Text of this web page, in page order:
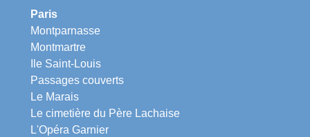
Paris
Montparnasse
Montmartre
Ile Saint-Louis
Passages couverts
Le Marais
Le cimetière du Père Lachaise
L'Opéra Garnier